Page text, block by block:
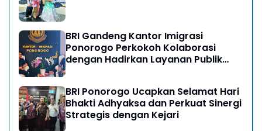
BRI Gandeng Kantor Imigrasi
Ponorogo Perkokoh Kolaborasi
dengan Hadirkan Layanan Publik
BRI Ponorogo Ucapkan Selamat Hari
Bhakti Adhyaksa dan Perkuat Sinergi
Strategis dengan Kejari